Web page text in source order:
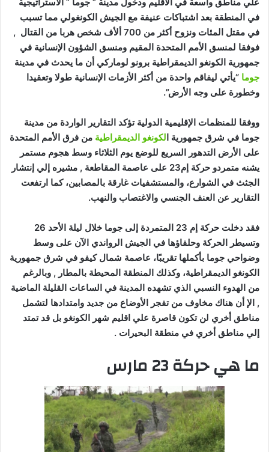
في المنطقة بعد اشتباكات عنيفة مع الجيش الكونغولي مما تسبب
في مقتل المئات ونزوح أكثر من 700 ألأف شخص هربا من القتال ,
فوفقا لمنسق الأمم المتحدة المقيم ومنسق الشؤون الإنسانية في
جمهورية الكونغو الديمقراطية برونو لوماركي أن ما يحدث في مدينة
جوما “يأتي ليفاقم واحدة من أكثر الأزمات الإنسانية طولا وتعقيدا
وخطورة على وجه الأرض”.
ووفقا للمنظمات الإقليمية الدولية تؤكد التقارير الواردة من مدينة
جوما في شرق جمهورية الكونغو الديمقراطية من فرق الأمم المتحدة
على الأرض التدهور السريع للوضع يوم الثلاثاء وسط هجوم مستمر
يشنه متمردو حركة إم23 على عاصمة المقاطعة , مشيره إلي إنتشار
الجثث في الشوارع، والمستشفيات غارقة بالمصابين، كما ارتفعت
التقارير عن العنف الجنسي والاغتصاب والنهب.
فقد دخلت حركة إم 23 المتمردة إلى جوما خلال ليلة الأحد 26
وتسيطر الحركة وحلفاؤها في الجيش الرواندي الآن على وسط
وضواحي جوما بأكملها تقريبًا، عاصمة شمال كيفو في شرق جمهورية
الكونغو الديمقراطية، وكذلك المنطقة المحيطة بالمطار , وبالرغم
من الهدوء النسبي الذي تشهده المدينة في الساعات القليلة الماضية
, الإ أن هناك مخاوف من تفجر الأوضاع من جديد وامتدادها لتشمل
مناطق أخري لن تكون قاصرة علي اقليم شهر الكونغو بل قد تمتد
إلي مناطق أخري في منطقة البحيرات .
ما هي حركة 23 مارس